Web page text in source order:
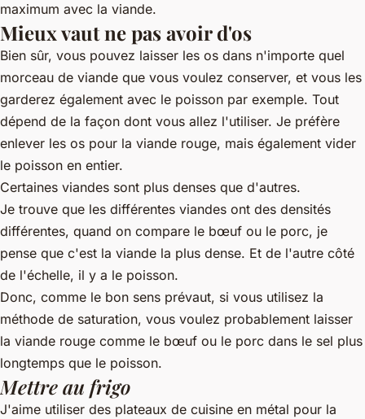
maximum avec la viande.
Mieux vaut ne pas avoir d'os
Bien sûr, vous pouvez laisser les os dans n'importe quel
morceau de viande que vous voulez conserver, et vous les
garderez également avec le poisson par exemple. Tout
dépend de la façon dont vous allez l'utiliser. Je préfère
enlever les os pour la viande rouge, mais également vider
le poisson en entier.
Certaines viandes sont plus denses que d'autres.
Je trouve que les différentes viandes ont des densités
différentes, quand on compare le bœuf ou le porc, je
pense que c'est la viande la plus dense. Et de l'autre côté
de l'échelle, il y a le poisson.
Donc, comme le bon sens prévaut, si vous utilisez la
méthode de saturation, vous voulez probablement laisser
la viande rouge comme le bœuf ou le porc dans le sel plus
longtemps que le poisson.
Mettre au frigo
J'aime utiliser des plateaux de cuisine en métal pour la